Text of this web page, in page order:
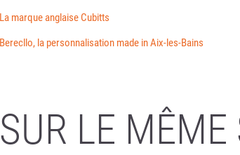
La marque anglaise Cubitts
Berecllo, la personnalisation made in Aix-les-Bains
SUR LE